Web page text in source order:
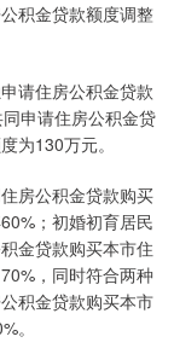
积金贷款额度调整
请住房公积金贷款
申请住房公积金贷
为130万元。
房公积金贷款购买
；初婚初育居民
金贷款购买本市住
，同时符合两种
积金贷款购买本市
。